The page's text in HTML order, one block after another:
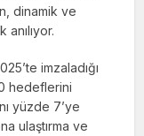
dinamik ve
imzaladığı
hedeflerini
yüzde 7’ye
ulaştırma ve